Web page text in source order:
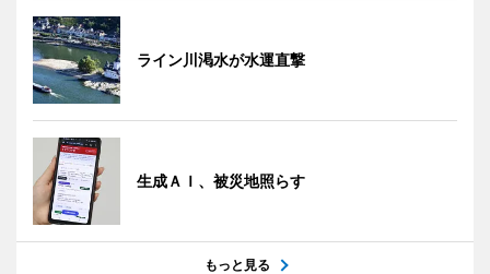
ライン川渇水が水運直撃
生成ＡＩ、被災地照らす
もっと見る